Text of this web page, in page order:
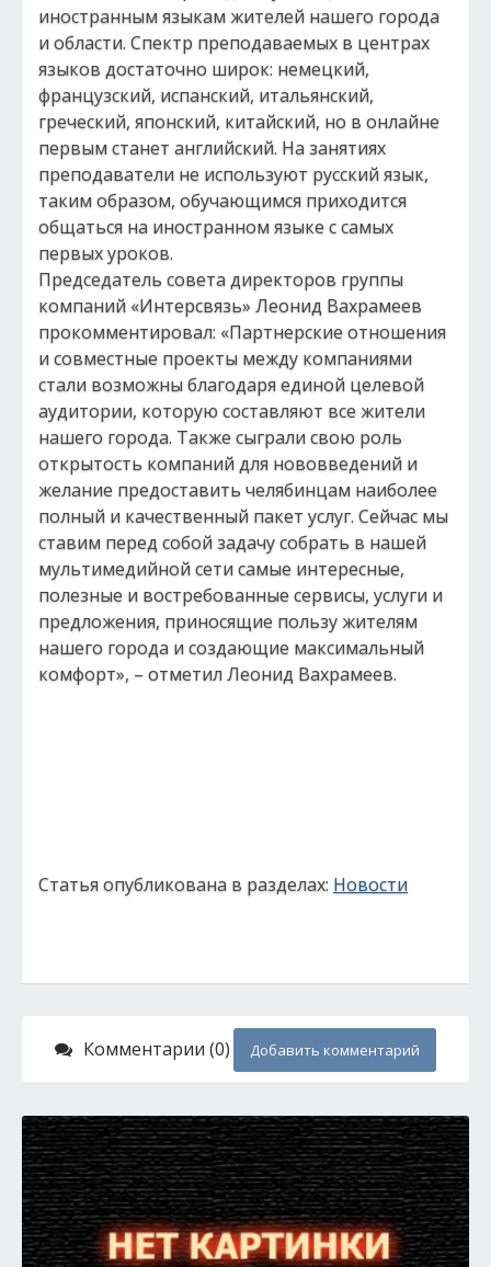
иностранным языкам жителей нашего города
и области. Спектр преподаваемых в центрах
языков достаточно широк: немецкий,
французский, испанский, итальянский,
греческий, японский, китайский, но в онлайне
первым станет английский. На занятиях
преподаватели не используют русский язык,
таким образом, обучающимся приходится
общаться на иностранном языке с самых
первых уроков.
Председатель совета директоров группы
компаний «Интерсвязь» Леонид Вахрамеев
прокомментировал: «Партнерские отношения
и совместные проекты между компаниями
стали возможны благодаря единой целевой
аудитории, которую составляют все жители
нашего города. Также сыграли свою роль
открытость компаний для нововведений и
желание предоставить челябинцам наиболее
полный и качественный пакет услуг. Сейчас мы
ставим перед собой задачу собрать в нашей
мультимедийной сети самые интересные,
полезные и востребованные сервисы, услуги и
предложения, приносящие пользу жителям
нашего города и создающие максимальный
комфорт», – отметил Леонид Вахрамеев.
Статья опубликована в разделах: Новости
Комментарии (0) Добавить комментарий